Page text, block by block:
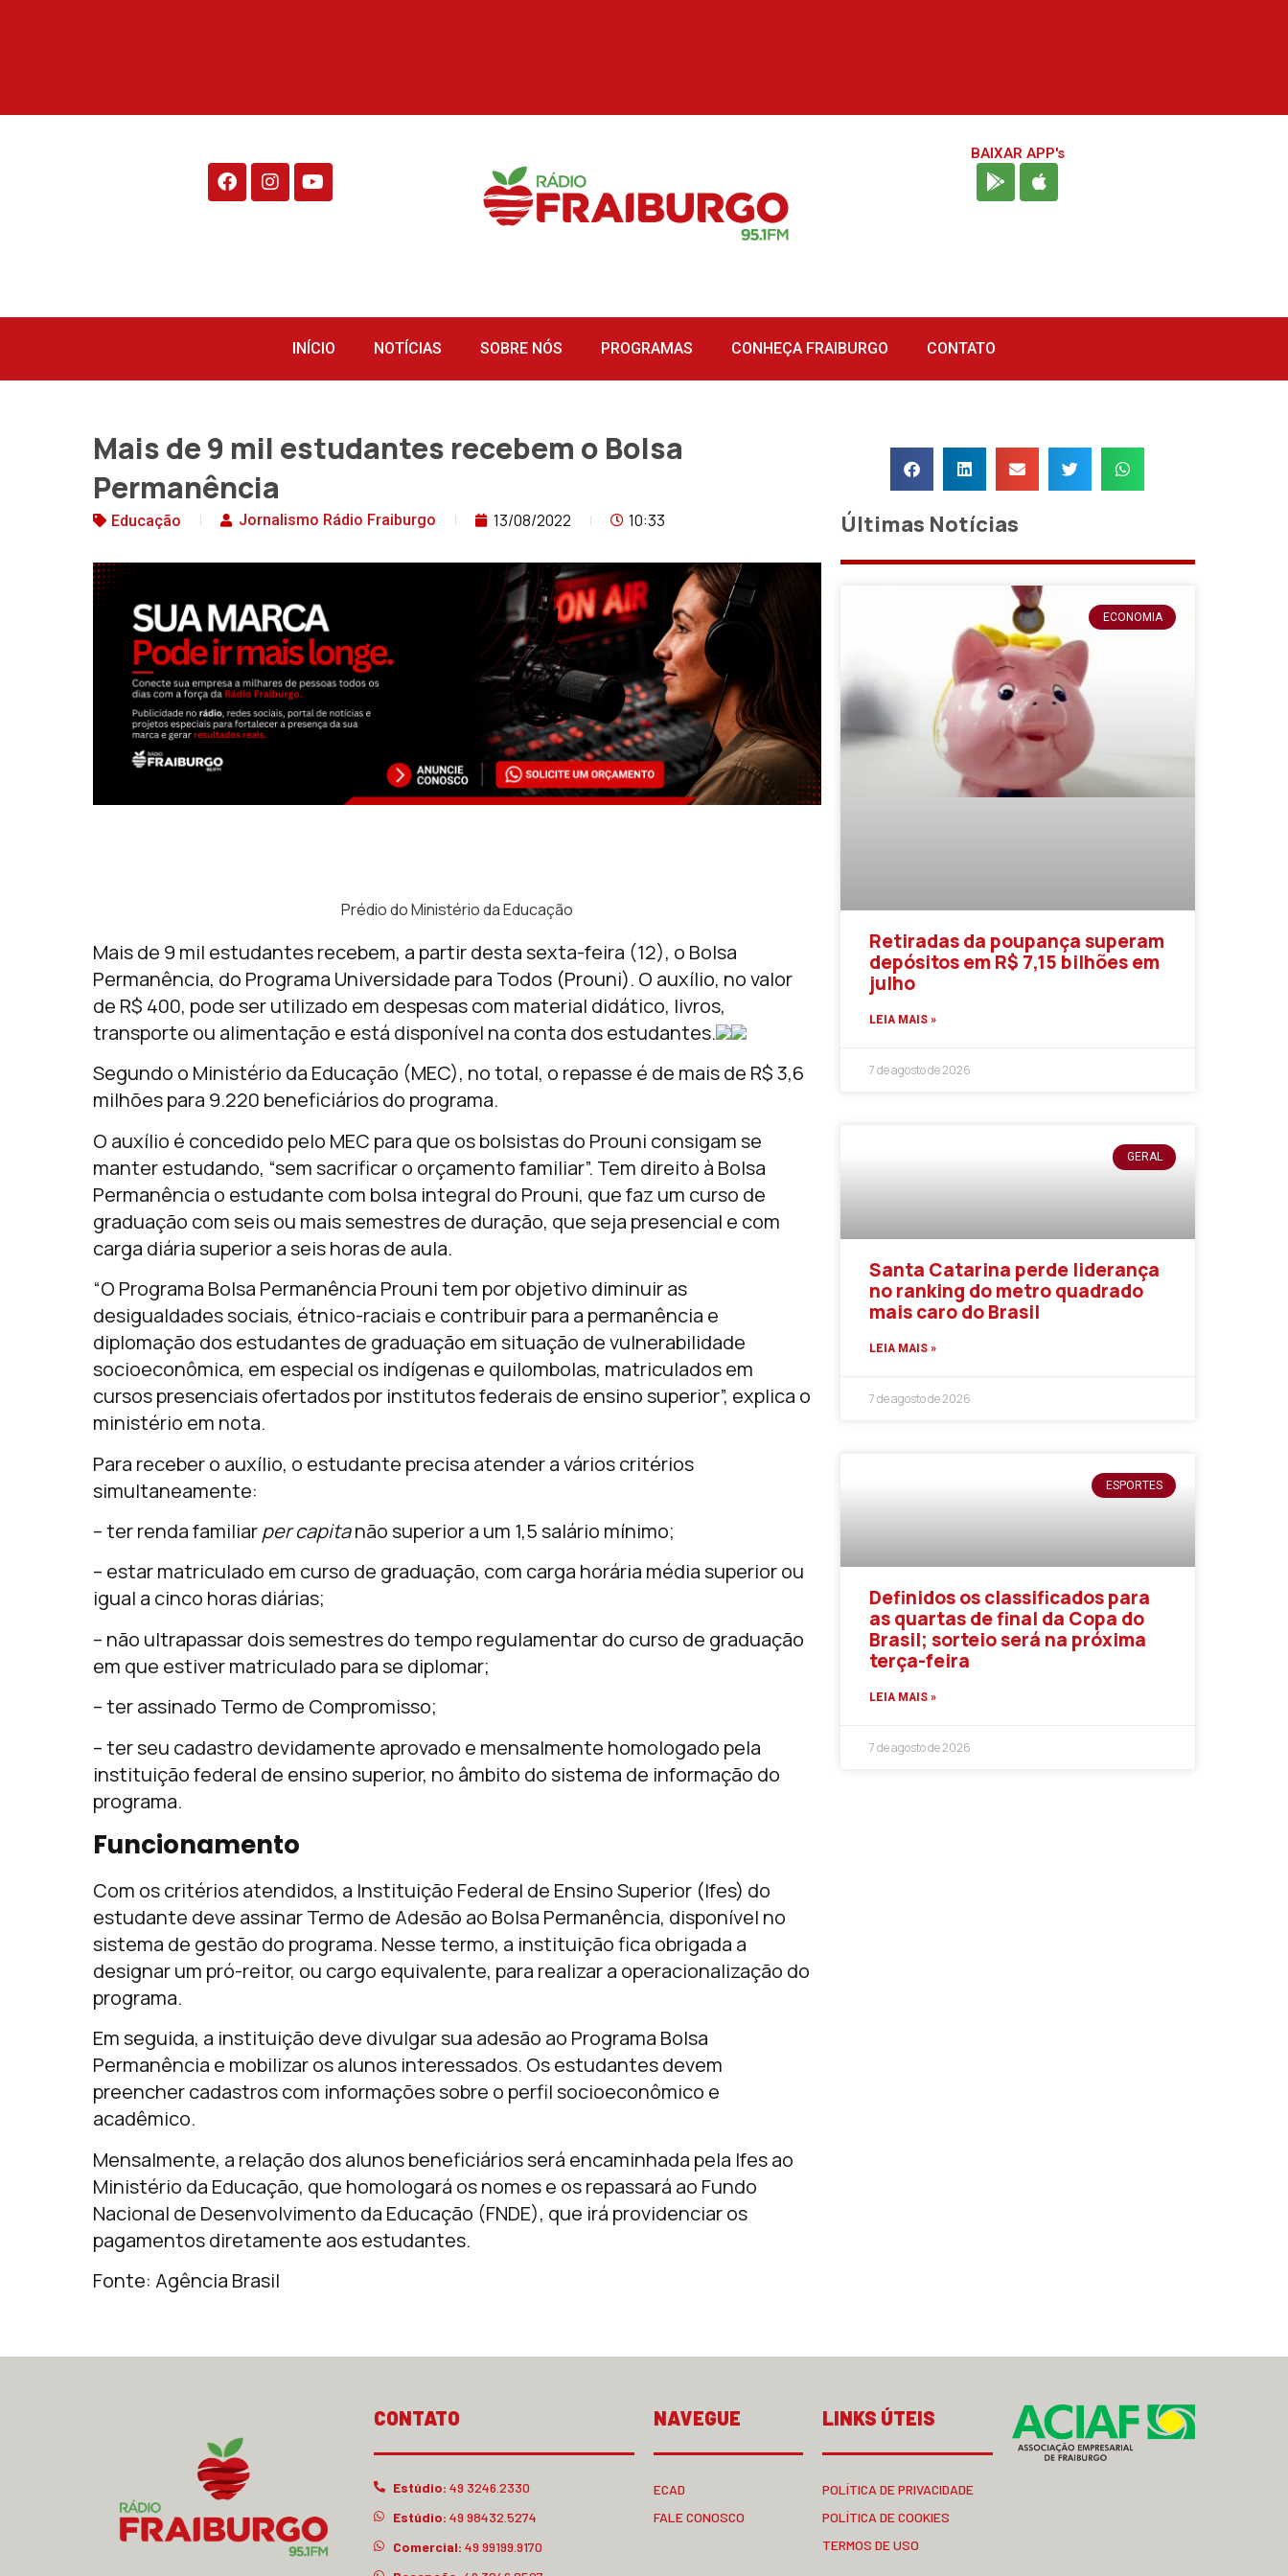
BAIXAR APP's
INÍCIO NOTÍCIAS SOBRE NÓS PROGRAMAS CONHEÇA FRAIBURGO CONTATO
Mais de 9 mil estudantes recebem o Bolsa
Permanência
Educação Jornalismo Rádio Fraiburgo 13/08/2022 10:33
Prédio do Ministério da Educação
Mais de 9 mil estudantes recebem, a partir desta sexta-feira (12), o Bolsa
Permanência, do Programa Universidade para Todos (Prouni). O auxílio, no valor
de R$ 400, pode ser utilizado em despesas com material didático, livros,
transporte ou alimentação e está disponível na conta dos estudantes.
Segundo o Ministério da Educação (MEC), no total, o repasse é de mais de R$ 3,6
milhões para 9.220 beneficiários do programa.
O auxílio é concedido pelo MEC para que os bolsistas do Prouni consigam se
manter estudando, “sem sacrificar o orçamento familiar”. Tem direito à Bolsa
Permanência o estudante com bolsa integral do Prouni, que faz um curso de
graduação com seis ou mais semestres de duração, que seja presencial e com
carga diária superior a seis horas de aula.
“O Programa Bolsa Permanência Prouni tem por objetivo diminuir as
desigualdades sociais, étnico-raciais e contribuir para a permanência e
diplomação dos estudantes de graduação em situação de vulnerabilidade
socioeconômica, em especial os indígenas e quilombolas, matriculados em
cursos presenciais ofertados por institutos federais de ensino superior”, explica o
ministério em nota.
Para receber o auxílio, o estudante precisa atender a vários critérios
simultaneamente:
– ter renda familiarper capitanão superior a um 1,5 salário mínimo;
– estar matriculado em curso de graduação, com carga horária média superior ou
igual a cinco horas diárias;
– não ultrapassar dois semestres do tempo regulamentar do curso de graduação
em que estiver matriculado para se diplomar;
– ter assinado Termo de Compromisso;
– ter seu cadastro devidamente aprovado e mensalmente homologado pela
instituição federal de ensino superior, no âmbito do sistema de informação do
programa.
Funcionamento
Com os critérios atendidos, a Instituição Federal de Ensino Superior (Ifes) do
estudante deve assinar Termo de Adesão ao Bolsa Permanência, disponível no
sistema de gestão do programa. Nesse termo, a instituição fica obrigada a
designar um pró-reitor, ou cargo equivalente, para realizar a operacionalização do
programa.
Em seguida, a instituição deve divulgar sua adesão ao Programa Bolsa
Permanência e mobilizar os alunos interessados. Os estudantes devem
preencher cadastros com informações sobre o perfil socioeconômico e
acadêmico.
Mensalmente, a relação dos alunos beneficiários será encaminhada pela Ifes ao
Ministério da Educação, que homologará os nomes e os repassará ao Fundo
Nacional de Desenvolvimento da Educação (FNDE), que irá providenciar os
pagamentos diretamente aos estudantes.
Fonte: Agência Brasil
Últimas Notícias
ECONOMIA
Retiradas da poupança superam
depósitos em R$ 7,15 bilhões em
julho
LEIA MAIS »
7 de agosto de 2026
GERAL
Santa Catarina perde liderança
no ranking do metro quadrado
mais caro do Brasil
LEIA MAIS »
7 de agosto de 2026
ESPORTES
Definidos os classificados para
as quartas de final da Copa do
Brasil; sorteio será na próxima
terça-feira
LEIA MAIS »
7 de agosto de 2026
CONTATO
Estúdio: 49 3246.2330
Estúdio: 49 98432.5274
Comercial: 49 99199.9170
NAVEGUE
ECAD
FALE CONOSCO
LINKS ÚTEIS
POLÍTICA DE PRIVACIDADE
POLÍTICA DE COOKIES
TERMOS DE USO